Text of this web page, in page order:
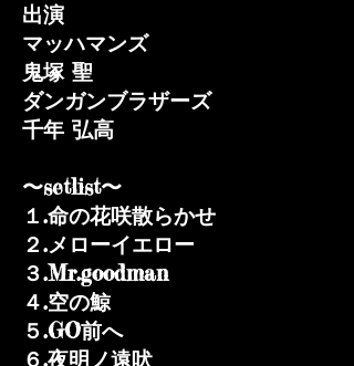
出演
マッハマンズ
鬼塚 聖
ダンガンブラザーズ
千年 弘高
〜setlist〜
１.命の花咲散らかせ
２.メローイエロー
３.Mr.goodman
４.空の鯨
５.GO前へ
６.夜明ノ遠吠